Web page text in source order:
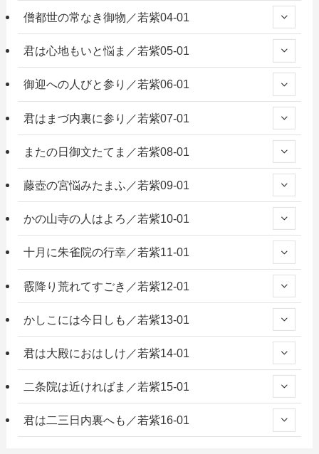
僧都世の常なき御物／若紫04-01
君は心地もいと悩ま／若紫05-01
御迎への人びと参り／若紫06-01
君はまづ内裏に参り／若紫07-01
またの日御文たてま／若紫08-01
藤壺の宮悩みたまふ／若紫09-01
かの山寺の人はよろ／若紫10-01
十月に朱雀院の行幸／若紫11-01
霰降り荒れてすごき／若紫12-01
かしこには今日しも／若紫13-01
君は大殿におはしけ／若紫14-01
二条院は近ければま／若紫15-01
君は二三日内裏へも／若紫16-01